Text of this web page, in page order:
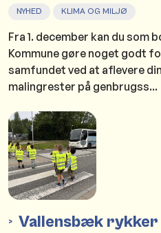
NYHED KLIMA OG MILJØ
Fra 1. december kan du som
Kommune gøre noget godt
samfundet ved at aflevere
malingrester på genbrugss...
Vallensbæk rykker